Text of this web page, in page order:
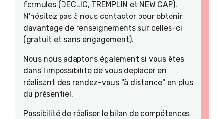
formules (DECLIC, TREMPLIN et NEW CAP).
N'hésitez pas à nous contacter pour obtenir
davantage de renseignements sur celles-ci
(gratuit et sans engagement).
Nous nous adaptons également si vous êtes
dans l'impossibilité de vous déplacer en
réalisant des rendez-vous "à distance" en plus
du présentiel.
Possibilité de réaliser le bilan de compétences